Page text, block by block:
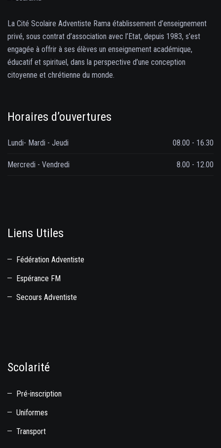
La Cité Scolaire Adventiste Rama établissement d’enseignement
privé, sous contrat d’association avec l’Etat, depuis 1983, s’est
engagée à offrir à ses élèves un enseignement académique,
éducatif et spirituel, dans la perspective d’une conception
citoyenne et chrétienne du monde.
Horaires d’ouvertures
Lundi- Mardi - Jeudi 08.00 - 16.30
Mercredi - Vendredi 8.00 - 12.00
Liens Utiles
Fédération Adventiste
Espérance FM
Secours Adventiste
Scolarité
Pré-inscription
Uniformes
Transport